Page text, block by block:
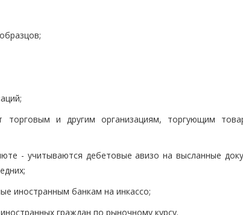
и другим организациям, торгующим
- учитываются дебетовые авизо на высланные
иностранным банкам на инкассо;
граждан по рыночному курсу.